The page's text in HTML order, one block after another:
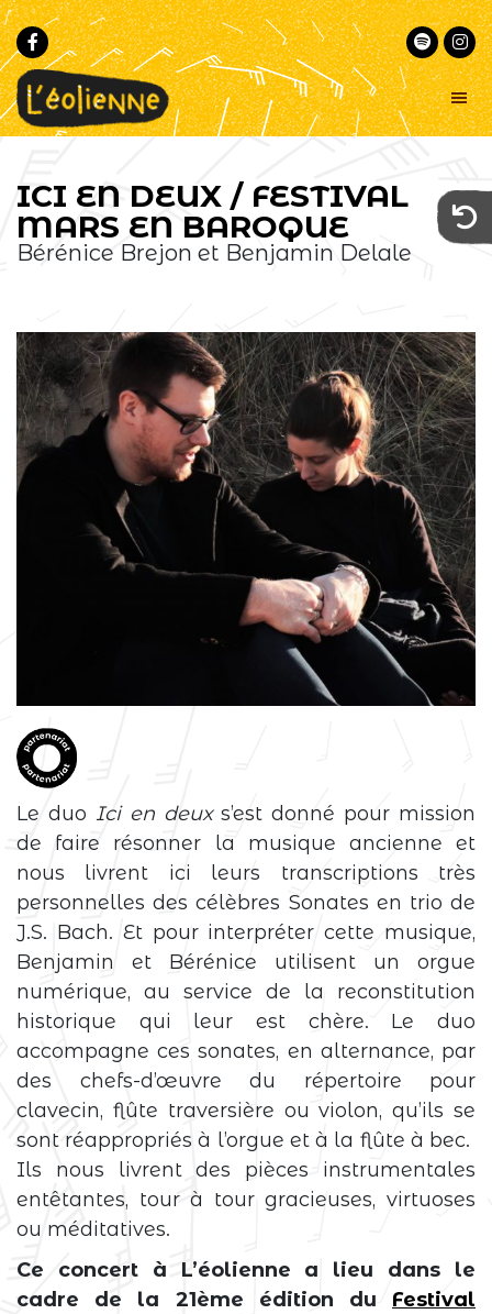
Passer
à
la
navigation
principale
Passer
au
contenu
principal
Marseille
commun
pour
la
musique
et
de
Marseille
ICI EN DEUX / FESTIVAL
MARS EN BAROQUE
Bérénice Brejon et Benjamin Delale
Le duo Ici en deuxs’est donné pour mission
de faire résonner la musique ancienne et
nous livrent ici leurs transcriptions très
personnelles des célèbres Sonates en trio de
J.S. Bach. Et pour interpréter cette musique,
Benjamin et Bérénice utilisent un orgue
numérique, au service de la reconstitution
historique qui leur est chère. Le duo
accompagne ces sonates, en alternance, par
des chefs-d’œuvre du répertoire pour
clavecin, flûte traversière ou violon, qu’ils se
sont réappropriés à l’orgue et à la flûte à bec.
Ils nous livrent des pièces instrumentales
entêtantes, tour à tour gracieuses, virtuoses
ou méditatives.
Ce concert à L’éolienne a lieu dans le
cadre de la 21ème édition du Festival